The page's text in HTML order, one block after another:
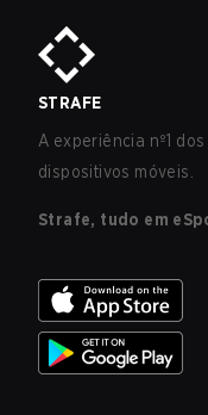
STRAFE
A experiência nº1
dispositivos móveis.
Strafe, tudo em